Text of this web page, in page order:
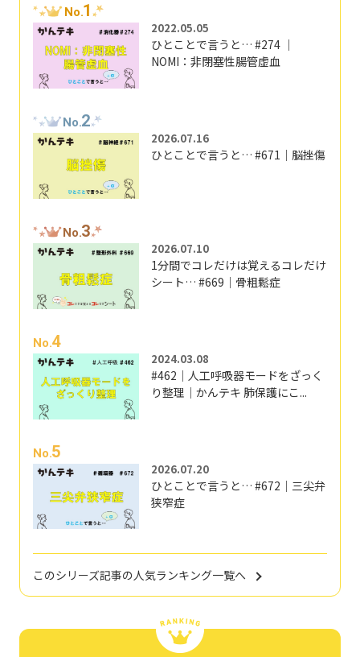
No.1
2022.05.05
ひとことで言うと… #274 ｜
NOMI：非閉塞性腸管虚血
No.2
2026.07.16
ひとことで言うと… #671｜脳挫傷
No.3
2026.07.10
1分間でコレだけは覚えるコレだけ
シート… #669｜骨粗鬆症
No.4
2024.03.08
#462｜人工呼吸器モードをざっく
り整理｜かんテキ 肺保護にこ...
No.5
2026.07.20
ひとことで言うと… #672｜三尖弁
狭窄症
このシリーズ記事の人気ランキング一覧へ